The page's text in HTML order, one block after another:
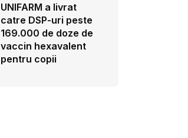
UNIFARM a livrat
catre DSP-uri peste
169.000 de doze de
vaccin hexavalent
pentru copii